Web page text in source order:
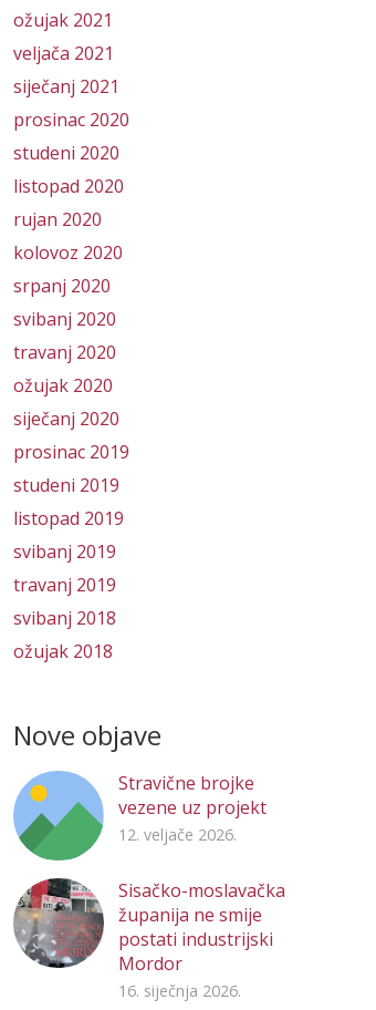
ožujak 2021
veljača 2021
siječanj 2021
prosinac 2020
studeni 2020
listopad 2020
rujan 2020
kolovoz 2020
srpanj 2020
svibanj 2020
travanj 2020
ožujak 2020
siječanj 2020
prosinac 2019
studeni 2019
listopad 2019
svibanj 2019
travanj 2019
svibanj 2018
ožujak 2018
Nove objave
Stravične brojke
vezene uz projekt
12. veljače 2026.
Sisačko-moslavačka
županija ne smije
postati industrijski
Mordor
16. siječnja 2026.